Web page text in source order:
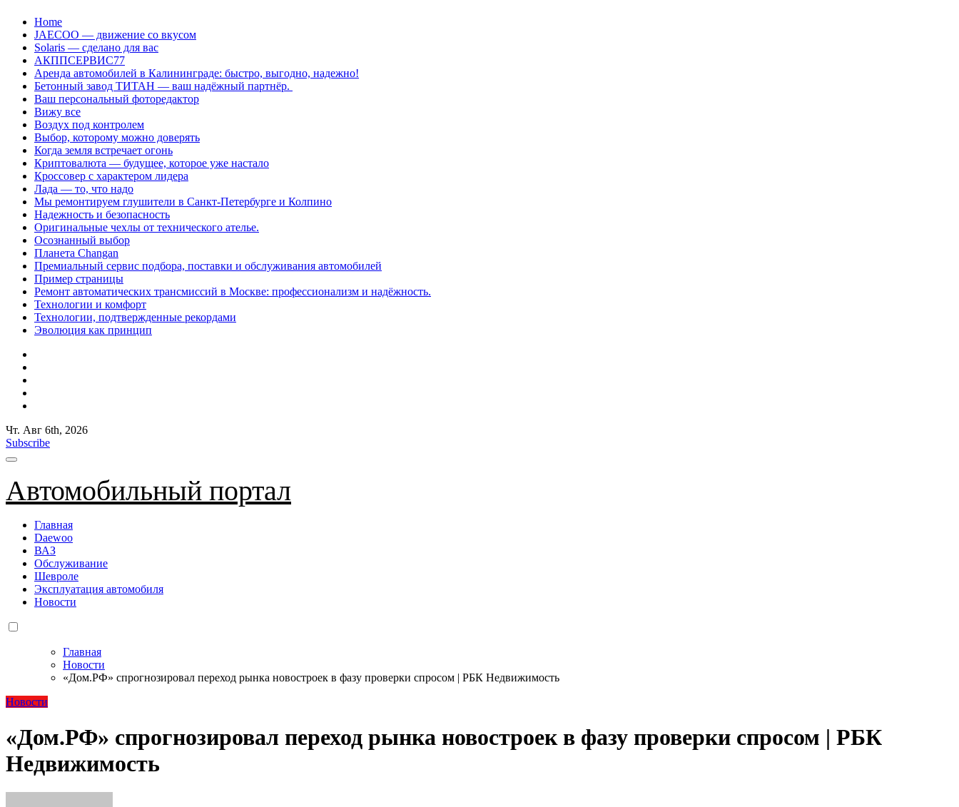
Перейти
содержанию
Home
JAECOO — движение со вкусом
Solaris — сделано для вас
АКППСЕРВИС77
Аренда автомобилей в Калининграде: быстро, выгодно, надежно!
Бетонный завод ТИТАН — ваш надёжный партнёр.
Ваш персональный фоторедактор
Вижу все
Воздух под контролем
Выбор, которому можно доверять
Когда земля встречает огонь
Криптовалюта — будущее, которое уже настало
Кроссовер с характером лидера
Лада — то, что надо
Мы ремонтируем глушители в Санкт-Петербурге и Колпино
Надежность и безопасность
Оригинальные чехлы от технического ателье.
Осознанный выбор
Планета Changan
Премиальный сервис подбора, поставки и обслуживания автомобилей
Пример страницы
Ремонт автоматических трансмиссий в Москве: профессионализм и надёжность.
Технологии и комфорт
Технологии, подтвержденные рекордами
Эволюция как принцип
Чт. Авг 6th, 2026
Subscribe
Автомобильный портал
Главная
Daewoo
ВАЗ
Обслуживание
Шевроле
Эксплуатация автомобиля
Новости
Главная
Новости
«Дом.РФ» спрогнозировал переход рынка новостроек в фазу проверки спросом | РБК Недвижимость
Новости
«Дом.РФ» спрогнозировал переход рынка новостроек в фазу проверки спросом | РБК
Недвижимость